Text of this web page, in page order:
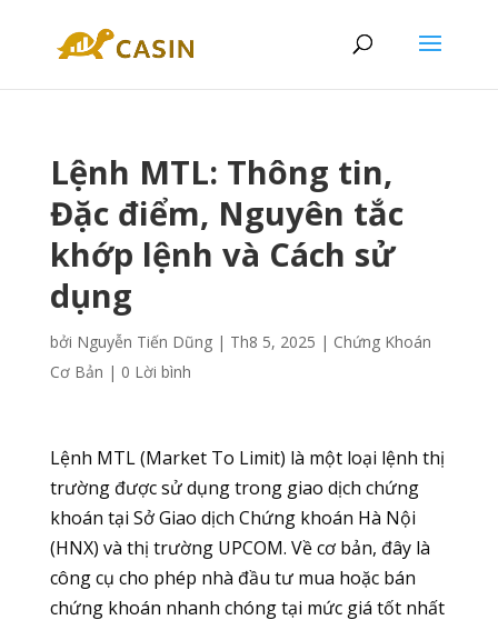
Lệnh MTL: Thông tin,
Đặc điểm, Nguyên tắc
khớp lệnh và Cách sử
dụng
bởi Nguyễn Tiến Dũng| Th8 5, 2025 | Chứng Khoán
Cơ Bản | 0 Lời bình
Lệnh MTL (Market To Limit) là một loại lệnh thị
trường được sử dụng trong giao dịch chứng
khoán tại Sở Giao dịch Chứng khoán Hà Nội
(HNX) và thị trường UPCOM. Về cơ bản, đây là
công cụ cho phép nhà đầu tư mua hoặc bán
chứng khoán nhanh chóng tại mức giá tốt nhất